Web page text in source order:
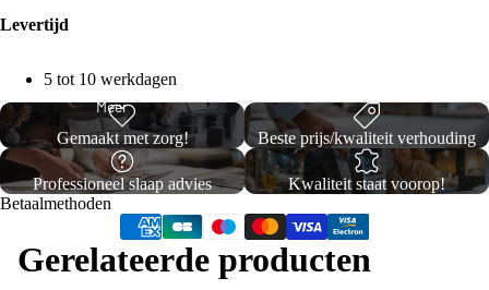
O
p
b
e
r
g
oons
matrasse
n
Dekbedo
n
Kinderen
Hoes
lake
ns
Meer
Levertijd
5 tot 10 werkdagen
Gemaakt met zorg! Beste prijs/kwaliteit verhouding
Professioneel slaap advies
Kwaliteit staat voorop!
Betaalmethoden
Gerelateerde producten